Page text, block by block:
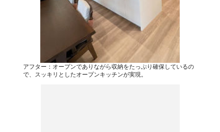
アフター：オープンでありながら収納をたっぷり確保しているの
で、スッキリとしたオープンキッチンが実現。